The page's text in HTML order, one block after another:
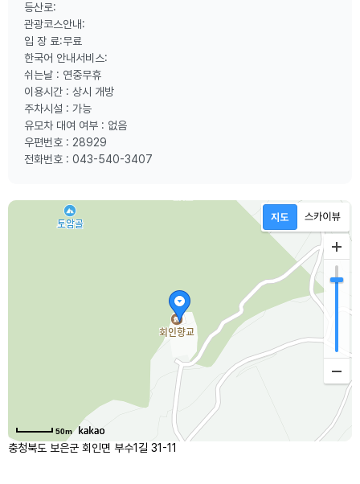
등산로:
관광코스안내:
입 장 료:무료
한국어 안내서비스:
쉬는날 : 연중무휴
이용시간 : 상시 개방
주차시설 : 가능
유모차 대여 여부 : 없음
우편번호 : 28929
전화번호 : 043-540-3407
50m
충청북도 보은군 회인면 부수1길 31-11